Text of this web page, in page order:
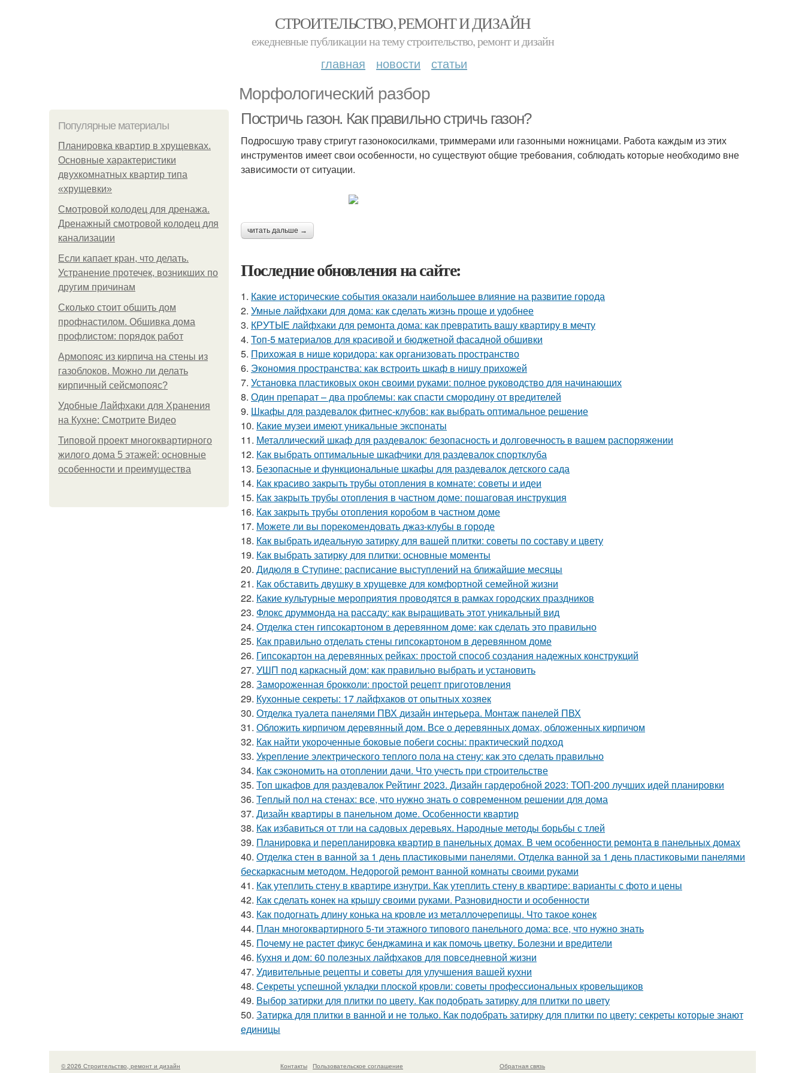
СТРОИТЕЛЬСТВО, РЕМОНТ И ДИЗАЙН
ежедневные публикации на тему строительство, ремонт и дизайн
главная новости статьи
Морфологический разбор
Популярные материалы
Планировка квартир в хрущевках.
Основные характеристики
двухкомнатных квартир типа
«хрущевки»
Смотровой колодец для дренажа.
Дренажный смотровой колодец для
канализации
Если капает кран, что делать.
Устранение протечек, возникших по
другим причинам
Сколько стоит обшить дом
профнастилом. Обшивка дома
профлистом: порядок работ
Армопояс из кирпича на стены из
газоблоков. Можно ли делать
кирпичный сейсмопояс?
Удобные Лайфхаки для Хранения
на Кухне: Смотрите Видео
Типовой проект многоквартирного
жилого дома 5 этажей: основные
особенности и преимущества
Постричь газон. Как правильно стричь газон?
Подросшую траву стригут газонокосилками, триммерами или газонными ножницами. Работа каждым из этих
инструментов имеет свои особенности, но существуют общие требования, соблюдать которые необходимо вне
зависимости от ситуации.
читать дальше →
Последние обновления на сайте:
1. Какие исторические события оказали наибольшее влияние на развитие города
2. Умные лайфхаки для дома: как сделать жизнь проще и удобнее
3. КРУТЫЕ лайфхаки для ремонта дома: как превратить вашу квартиру в мечту
4. Топ-5 материалов для красивой и бюджетной фасадной обшивки
5. Прихожая в нише коридора: как организовать пространство
6. Экономия пространства: как встроить шкаф в нишу прихожей
7. Установка пластиковых окон своими руками: полное руководство для начинающих
8. Один препарат – два проблемы: как спасти смородину от вредителей
9. Шкафы для раздевалок фитнес-клубов: как выбрать оптимальное решение
10. Какие музеи имеют уникальные экспонаты
11. Металлический шкаф для раздевалок: безопасность и долговечность в вашем распоряжении
12. Как выбрать оптимальные шкафчики для раздевалок спортклуба
13. Безопасные и функциональные шкафы для раздевалок детского сада
14. Как красиво закрыть трубы отопления в комнате: советы и идеи
15. Как закрыть трубы отопления в частном доме: пошаговая инструкция
16. Как закрыть трубы отопления коробом в частном доме
17. Можете ли вы порекомендовать джаз-клубы в городе
18. Как выбрать идеальную затирку для вашей плитки: советы по составу и цвету
19. Как выбрать затирку для плитки: основные моменты
20. Дидюля в Ступине: расписание выступлений на ближайшие месяцы
21. Как обставить двушку в хрущевке для комфортной семейной жизни
22. Какие культурные мероприятия проводятся в рамках городских праздников
23. Флокс друммонда на рассаду: как выращивать этот уникальный вид
24. Отделка стен гипсокартоном в деревянном доме: как сделать это правильно
25. Как правильно отделать стены гипсокартоном в деревянном доме
26. Гипсокартон на деревянных рейках: простой способ создания надежных конструкций
27. УШП под каркасный дом: как правильно выбрать и установить
28. Замороженная брокколи: простой рецепт приготовления
29. Кухонные секреты: 17 лайфхаков от опытных хозяек
30. Отделка туалета панелями ПВХ дизайн интерьера. Монтаж панелей ПВХ
31. Обложить кирпичом деревянный дом. Все о деревянных домах, обложенных кирпичом
32. Как найти укороченные боковые побеги сосны: практический подход
33. Укрепление электрического теплого пола на стену: как это сделать правильно
34. Как сэкономить на отоплении дачи. Что учесть при строительстве
35. Топ шкафов для раздевалок Рейтинг 2023. Дизайн гардеробной 2023: ТОП-200 лучших идей планировки
36. Теплый пол на стенах: все, что нужно знать о современном решении для дома
37. Дизайн квартиры в панельном доме. Особенности квартир
38. Как избавиться от тли на садовых деревьях. Народные методы борьбы с тлей
39. Планировка и перепланировка квартир в панельных домах. В чем особенности ремонта в панельных домах
40. Отделка стен в ванной за 1 день пластиковыми панелями. Отделка ванной за 1 день пластиковыми панелями
бескаркасным методом. Недорогой ремонт ванной комнаты своими руками
41. Как утеплить стену в квартире изнутри. Как утеплить стену в квартире: варианты с фото и цены
42. Как сделать конек на крышу своими руками. Разновидности и особенности
43. Как подогнать длину конька на кровле из металлочерепицы. Что такое конек
44. План многоквартирного 5-ти этажного типового панельного дома: все, что нужно знать
45. Почему не растет фикус бенджамина и как помочь цветку. Болезни и вредители
46. Кухня и дом: 60 полезных лайфхаков для повседневной жизни
47. Удивительные рецепты и советы для улучшения вашей кухни
48. Секреты успешной укладки плоской кровли: советы профессиональных кровельщиков
49. Выбор затирки для плитки по цвету. Как подобрать затирку для плитки по цвету
50. Затирка для плитки в ванной и не только. Как подобрать затирку для плитки по цвету: секреты которые знают
единицы
© 2026 Строительство, ремонт и дизайн Контакты Пользовательское соглашение Обратная связь